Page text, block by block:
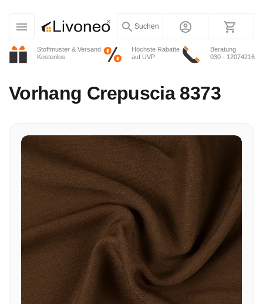
Stoffmuster & Versand
Kostenlos
Höchste Rabatte
auf UVP
Beratung
030 - 12074216
Suchen
Vorhang Crepuscia 8373